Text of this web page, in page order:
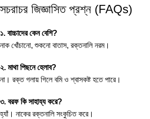
সচরাচর জিজ্ঞাসিত প্রশ্ন (FAQs)
১. বাচ্চাদের কেন বেশি?
নাক খোঁচানো, শুকনো বাতাস, রক্তনালি নরম।
২. মাথা পিছনে হেলাব?
না। রক্ত গলায় গিলে বমি ও শ্বাসকষ্ট হতে পারে।
৩. বরফ কি সাহায্য করে?
হ্যাঁ। নাকের রক্তনালি সংকুচিত করে।